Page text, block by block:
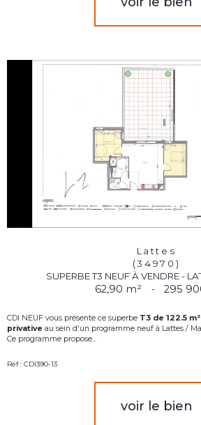
Lattes
(34970)
SUPERBE T3 NEUF À VENDRE -
62,90 m² - 295
CDI NEUF vous présente ce superbe T3 de 122.5
privative au sein d'un programme neuf à Lattes /
Ce programme propose...
Réf : CDI390-13
voir le bien